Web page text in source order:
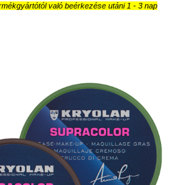
való beérkezése utáni 1 - 3 nap